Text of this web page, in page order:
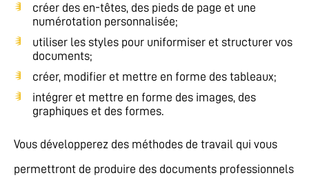
créer des en-têtes, des pieds de page et une
numérotation personnalisée;
utiliser les styles pour uniformiser et structurer vos
documents;
créer, modifier et mettre en forme des tableaux;
intégrer et mettre en forme des images, des
graphiques et des formes.
Vous développerez des méthodes de travail qui vous
permettront de produire des documents professionnels